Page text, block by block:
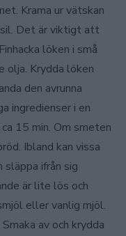
Krama ur vätskan
sil. Det är viktigt att
löken i små
olja. Krydda löken
den avrunna
ingredienser i en
15 min. Om smeten
Ibland kan vissa
släppa ifrån sig
är lite lös och
eller vanlig mjöl.
av och krydda